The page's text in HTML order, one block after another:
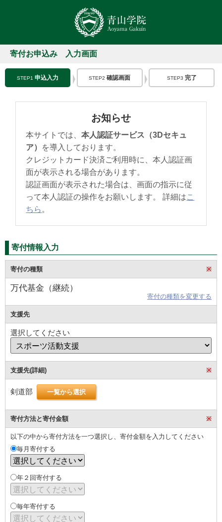
寄付お申込み 入力画面
STEP1 申込入力 STEP2 確認画面 STEP3 完了
お知らせ
本サイトでは、本人認証サービス（3Dセキュ
ア） を導入しております。
クレジットカード決済ご利用時に、本人認証画
面が表示される場合があります。
認証画面が表示された場合は、画面の指示に従
って本人認証の操作をお願いします。 詳細はこ
ちら 。
寄付情報入力
寄付の種類 ※
万代基金（継続）
寄付の種類を変更する
支援先
選択してください
支援先(詳細) ※
剣道部 一覧から選択
寄付方法と寄付金額 ※
以下の中から寄付方法を一つ選択し、寄付金額を入力してください
毎月寄付する
年２回寄付する
毎年寄付する